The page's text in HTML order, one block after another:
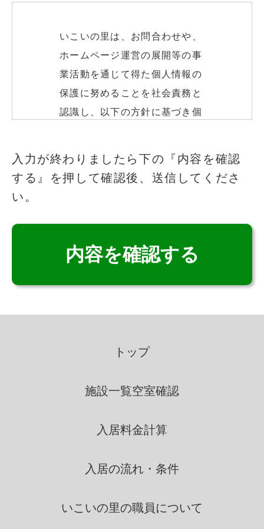
いこいの里は、お問合わせや、
ホームページ運営の展開等の事
業活動を通じて得た個人情報の
保護に努めることを社会責務と
認識し、以下の方針に基づき個
個人情報の取得
致します。
個人情報の利用
の際に示した利用目的の範囲
者間との間で共同利用し、ま
者に依託する場合には、当該
第三者につき厳正な調査を行
ために、適正な監督を行いま
このフィールドは空のままにしてください
入力が終わりましたら下の『内容を確認
する』を押して確認後、送信してくださ
い。
トップ
施設一覧空室確認
入居料金計算
入居の流れ・条件
いこいの里の職員について